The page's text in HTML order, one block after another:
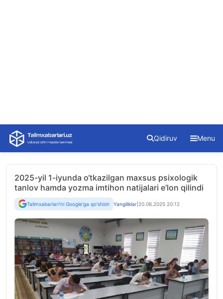
Skip
content
Qidiruv Menu
2025-yil 1-iyunda o‘tkazilgan maxsus psixologik
tanlov hamda yozma imtihon natijalari e’lon qilindi
Talimxabarlari'ni Google'ga qo'shish Yangiliklar 20.06.2025 20:12